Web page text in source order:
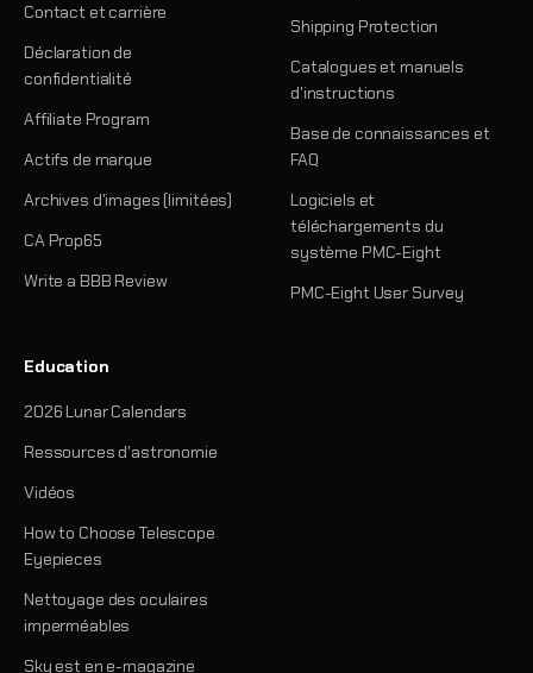
Contact et carrière
Déclaration de
confidentialité
Affiliate Program
Actifs de marque
Archives d'images (limitées)
CA Prop65
Write a BBB Review
Shipping Protection
Catalogues et manuels
d'instructions
Base de connaissances et
FAQ
Logiciels et
téléchargements du
système PMC-Eight
PMC-Eight User Survey
Education
2026 Lunar Calendars
Ressources d'astronomie
Vidéos
How to Choose Telescope
Eyepieces
Nettoyage des oculaires
imperméables
Sky est en e-magazine